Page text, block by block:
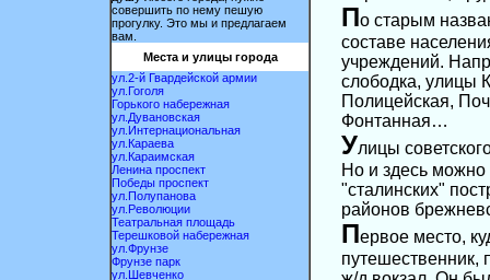
совершить по нему пешую
прогулку. Это мы и предлагаем
вам.
Места и улицы города
ул.2-й Гвардейской армии
ул.Гоголя
Горького набережная
ул.Дувановская
ул.Интернациональная
ул.Караева
ул.Караимская
Ленина проспект
Победы проспект
ул.Полупанова
ул.Революции
Театральная площадь
Терешковой набережная
ул.Фрунзе
Фрунзе парк
ул.Шевченко
По старым
составе
учреждений.
слободка, улицы
Полицейская,
Фонтанная…
Улицы
Но и здесь можно
"сталинских"
районов
Первое место,